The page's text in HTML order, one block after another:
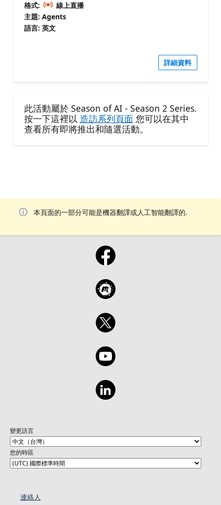
格式:
線上直播
主題: Agents
語言: 英文
詳細資料
此活動屬於 Season of AI - Season 2 Series.
按一下這裡以 造訪系列頁面您可以在其中
查看所有即將推出和隨選活動。
本頁面的一部分可能是機器翻譯或人工智能翻譯的.
變更語言
您的時區
連絡人​​